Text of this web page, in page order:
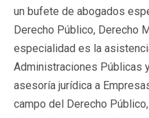
un bufete de abogados
Derecho Público, Derecho
especialidad es la
Administraciones Públicas
asesoría jurídica a
campo del Derecho